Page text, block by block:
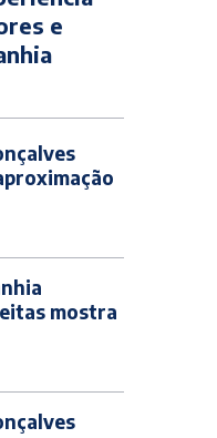
e
mostra